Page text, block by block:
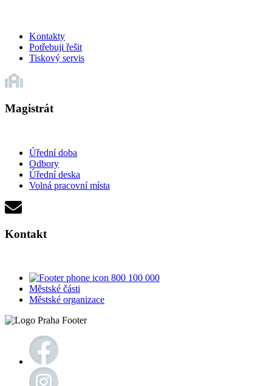
Kontakty
Potřebuji řešit
Tiskový servis
Magistrát
Úřední doba
Odbory
Úřední deska
Volná pracovní místa
Kontakt
800 100 000
Městské části
Městské organizace